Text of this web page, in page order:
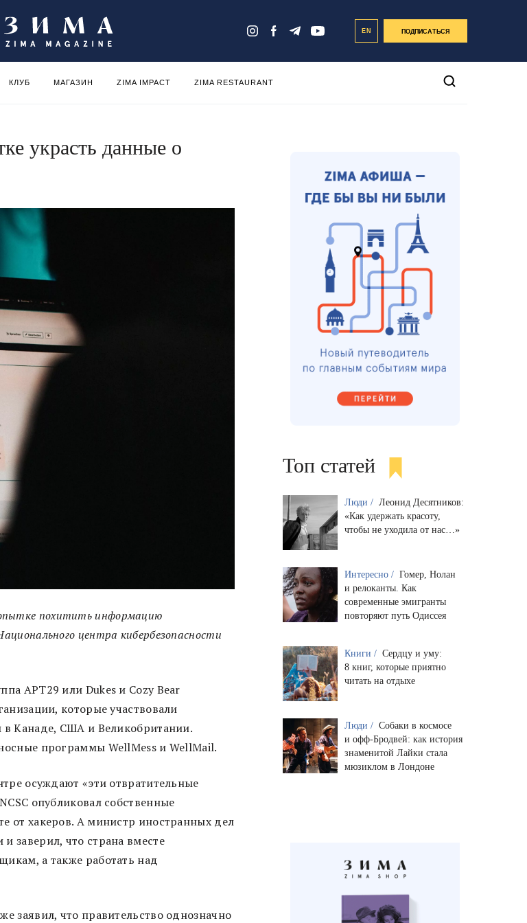
EN ПОДПИСАТЬСЯ
КЛУБ МАГАЗИН ZIMA IMPACT ZIMA RESTAURANT
украсть данные о
похитить информацию
центра кибербезопасности
APT29 или Dukes и Cozy Bear
которые участвовали
в Канаде, США и Великобритании.
программы WellMess и WellMail.
осуждают «эти отвратительные
опубликовал собственные
от хакеров. А министр иностранных дел
заверил, что страна вместе
а также работать над
заявил, что правительство однозначно
Топ статей
Люди / Леонид Десятников:
«Как удержать красоту,
чтобы не уходила от нас…»
Интересно / Гомер, Нолан
и релоканты. Как
современные эмигранты
повторяют путь Одиссея
Книги / Сердцу и уму:
8 книг, которые приятно
читать на отдыхе
Люди / Собаки в космосе
и офф-Бродвей: как история
знаменитой Лайки стала
мюзиклом в Лондоне